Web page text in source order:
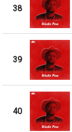
38
39
40